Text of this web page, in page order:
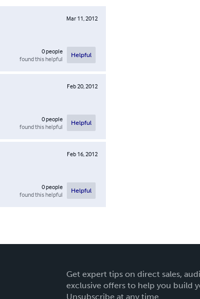
Mar 11, 2012
0people
found this helpful
Helpful
Feb 20, 2012
0people
found this helpful
Helpful
Feb 16, 2012
0people
found this helpful
Helpful
Get expert tips on direct sales,
exclusive offers to help you build
Unsubscribe at any time.